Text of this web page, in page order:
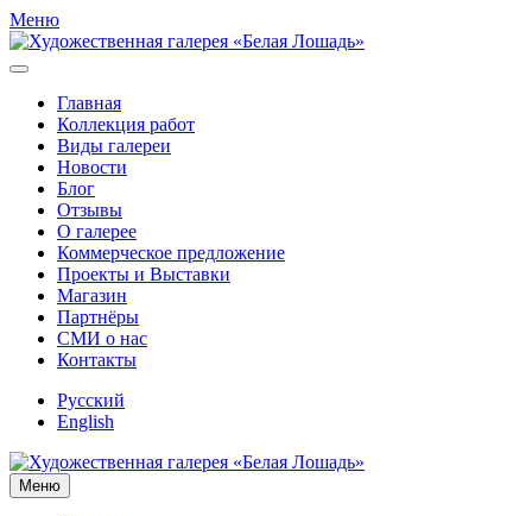
Меню
Главная
Коллекция работ
Виды галереи
Новости
Блог
Отзывы
О галерее
Коммерческое предложение
Проекты и Выставки
Магазин
Партнёры
СМИ о нас
Контакты
Русский
English
Меню